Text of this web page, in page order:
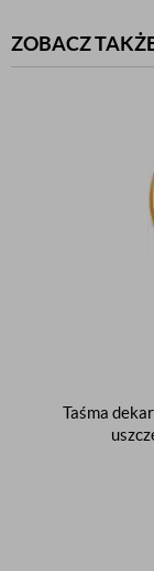
ZOBACZ
Taśma